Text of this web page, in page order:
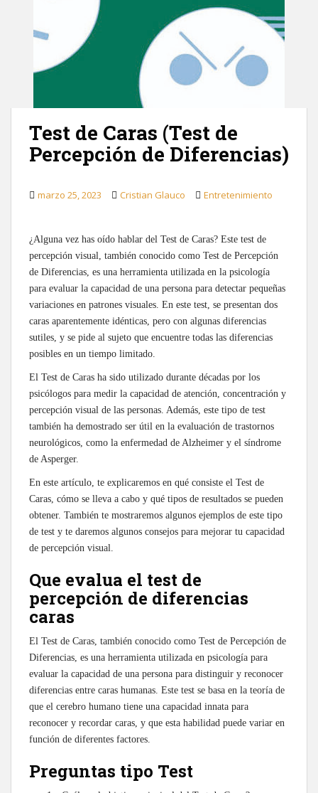
Test de Caras (Test de
Percepción de Diferencias)
marzo 25, 2023 Cristian Glauco Entretenimiento
¿Alguna vez has oído hablar del Test de Caras? Este test de
percepción visual, también conocido como Test de Percepción
de Diferencias, es una herramienta utilizada en la psicología
para evaluar la capacidad de una persona para detectar pequeñas
variaciones en patrones visuales. En este test, se presentan dos
caras aparentemente idénticas, pero con algunas diferencias
sutiles, y se pide al sujeto que encuentre todas las diferencias
posibles en un tiempo limitado.
El Test de Caras ha sido utilizado durante décadas por los
psicólogos para medir la capacidad de atención, concentración y
percepción visual de las personas. Además, este tipo de test
también ha demostrado ser útil en la evaluación de trastornos
neurológicos, como la enfermedad de Alzheimer y el síndrome
de Asperger.
En este artículo, te explicaremos en qué consiste el Test de
Caras, cómo se lleva a cabo y qué tipos de resultados se pueden
obtener. También te mostraremos algunos ejemplos de este tipo
de test y te daremos algunos consejos para mejorar tu capacidad
de percepción visual.
Que evalua el test de
percepción de diferencias
caras
El Test de Caras, también conocido como Test de Percepción de
Diferencias, es una herramienta utilizada en psicología para
evaluar la capacidad de una persona para distinguir y reconocer
diferencias entre caras humanas. Este test se basa en la teoría de
que el cerebro humano tiene una capacidad innata para
reconocer y recordar caras, y que esta habilidad puede variar en
función de diferentes factores.
Preguntas tipo Test